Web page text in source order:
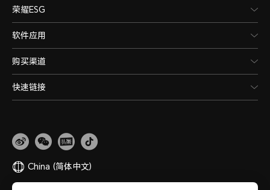
荣耀ESG
软件应用
购买渠道
快速链接
China (简体中文)